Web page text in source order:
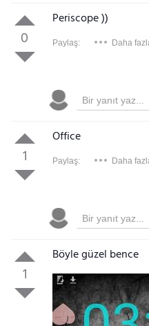
0
Periscope ))
Paylaş: Daha
1
Office
Paylaş: Daha
1
Böyle güzel bence